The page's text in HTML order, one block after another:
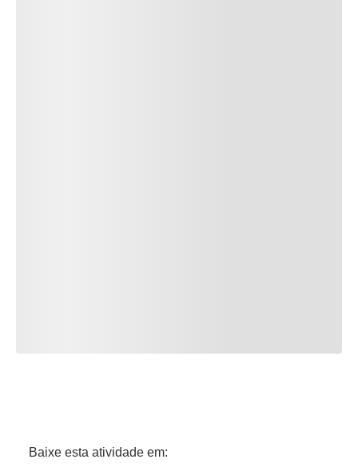
Baixe esta atividade em: